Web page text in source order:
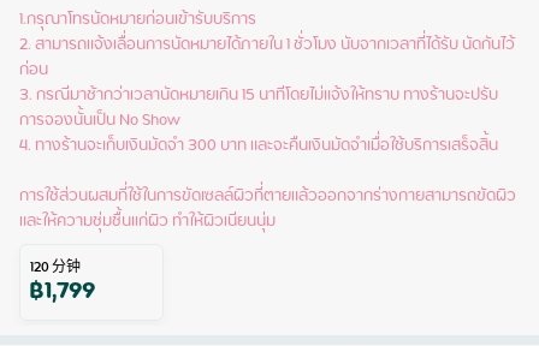
1.กรุณาโทรนัดหมายก่อนเข้ารับบริการ
2. สามารถแจ้งเลื่อนการนัดหมายได้ภายใน 1 ชั่วโมง นับจากเวลาที่ได้รับ นัดกันไว้
ก่อน
3. กรณีมาช้ากว่าเวลานัดหมายเกิน 15 นาทีโดยไม่แจ้งให้ทราบ ทางร้านจะปรับ
การจองนั้นเป็น No Show
4. ทางร้านจะเก็บเงินมัดจำ 300 บาท และจะคืนเงินมัดจำเมื่อใช้บริการเสร็จสิ้น
การใช้ส่วนผสมที่ใช้ในการขัดเซลล์ผิวที่ตายแล้วออกจากร่างกายสามารถขัดผิว
และให้ความชุ่มชื้นแก่ผิว ทำให้ผิวเนียนนุ่ม
120分钟
฿1,799